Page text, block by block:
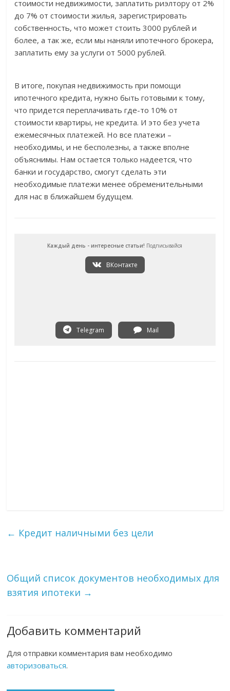
стоимости недвижимости, заплатить риэлтору от 2%
до 7% от стоимости жилья, зарегистрировать
собственность, что может стоить 3000 рублей и
более, а так же, если мы наняли ипотечного брокера,
заплатить ему за услуги от 5000 рублей.
В итоге, покупая недвижимость при помощи
ипотечного кредита, нужно быть готовыми к тому,
что придется переплачивать где-то 10% от
стоимости квартиры, не кредита. И это без учета
ежемесячных платежей. Но все платежи –
необходимы, и не бесполезны, а также вполне
объяснимы. Нам остается только надеется, что
банки и государство, смогут сделать эти
необходимые платежи менее обременительными
для нас в ближайшем будущем.
Каждый день - интересные статьи! Подписывайся
ВКонтакте
Telegram Mail
← Кредит наличными без цели
Общий список документов необходимых для
взятия ипотеки →
Добавить комментарий
Для отправки комментария вам необходимо
авторизоваться.